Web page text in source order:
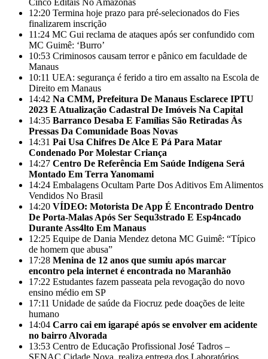
Cinco Editais No Amazonas
12:20 Termina hoje prazo para pré-selecionados do Fies
finalizarem inscrição
11:24 MC Gui reclama de ataques após ser confundido com
MC Guimê: ‘Burro’
10:53 Criminosos causam terror e pânico em faculdade de
Manaus
10:11 UEA: segurança é ferido a tiro em assalto na Escola de
Direito em Manaus
14:42 Na CMM, Prefeitura De Manaus Esclarece IPTU
2023 E Atualização Cadastral De Imóveis Na Capital
14:35 Barranco Desaba E Famílias São Retiradas Às
Pressas Da Comunidade Boas Novas
14:31 Pai Usa Chifres De Alce E Pá Para Matar
Condenado Por Molestar Criança
14:27 Centro De Referência Em Saúde Indígena Será
Montado Em Terra Yanomami
14:24 Embalagens Ocultam Parte Dos Aditivos Em Alimentos
Vendidos No Brasil
14:20 VÍDEO: Motorista De App É Encontrado Dentro
De Porta-Malas Após Ser Sequ3strado E Esp4ncado
Durante Ass4lto Em Manaus
12:25 Equipe de Dania Mendez detona MC Guimê: “Típico
de homem que abusa”
17:28 Menina de 12 anos que sumiu após marcar
encontro pela internet é encontrada no Maranhão
17:22 Estudantes fazem passeata pela revogação do novo
ensino médio em SP
17:11 Unidade de saúde da Fiocruz pede doações de leite
humano
14:04 Carro cai em igarapé após se envolver em acidente
no bairro Alvorada
13:53 Centro de Educação Profissional José Tadros –
SENAC Cidade Nova, realiza entrega dos Laboratórios